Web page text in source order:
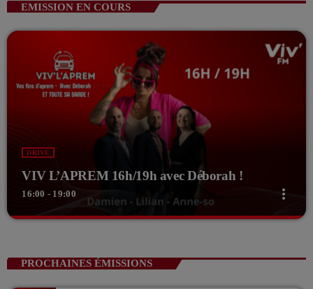
EMISSION EN COURS
DRIVE
VIV L’APREM 16h/19h avec Déborah !
16:00 - 19:00 more_vert
PROCHAINES ÉMISSIONS